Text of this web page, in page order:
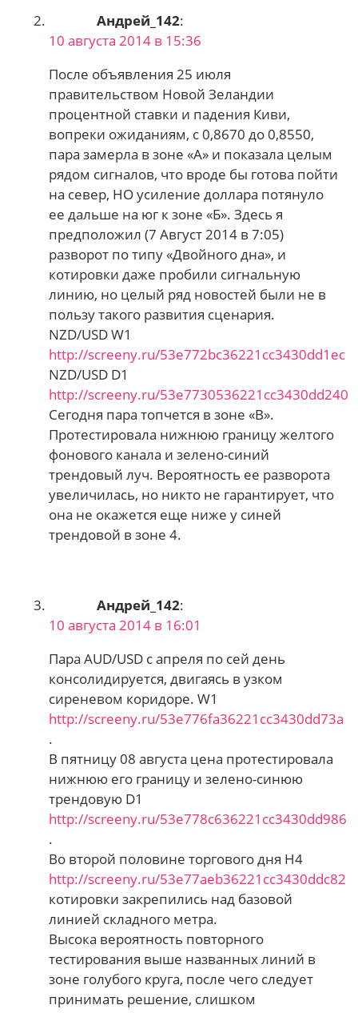
Андрей_142:
10 августа 2014 в 15:36
После объявления 25 июля
правительством Новой Зеландии
процентной ставки и падения Киви,
вопреки ожиданиям, с 0,8670 до 0,8550,
пара замерла в зоне «А» и показала целым
рядом сигналов, что вроде бы готова пойти
на север, НО усиление доллара потянуло
ее дальше на юг к зоне «Б». Здесь я
предположил (7 Август 2014 в 7:05)
разворот по типу «Двойного дна», и
котировки даже пробили сигнальную
линию, но целый ряд новостей были не в
пользу такого развития сценария.
NZD/USD W1
http://screeny.ru/53e772bc36221cc3430dd1ec
NZD/USD D1
http://screeny.ru/53e7730536221cc3430dd240
Сегодня пара топчется в зоне «В».
Протестировала нижнюю границу желтого
фонового канала и зелено-синий
трендовый луч. Вероятность ее разворота
увеличилась, но никто не гарантирует, что
она не окажется еще ниже у синей
трендовой в зоне 4.
Андрей_142:
10 августа 2014 в 16:01
Пара AUD/USD с апреля по сей день
консолидируется, двигаясь в узком
сиреневом коридоре. W1
http://screeny.ru/53e776fa36221cc3430dd73a
.
В пятницу 08 августа цена протестировала
нижнюю его границу и зелено-синюю
трендовую D1
http://screeny.ru/53e778c636221cc3430dd986
.
Во второй половине торгового дня Н4
http://screeny.ru/53e77aeb36221cc3430ddc82
котировки закрепились над базовой
линией складного метра.
Высока вероятность повторного
тестирования выше названных линий в
зоне голубого круга, после чего следует
принимать решение, слишком